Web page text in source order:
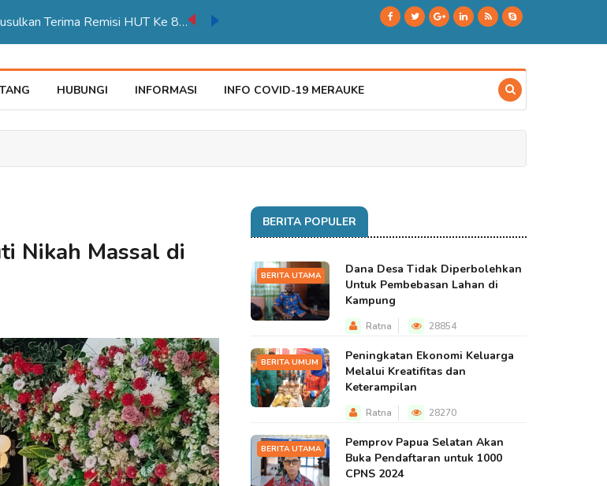
KTP Sesuai SOP
HUBUNGI INFORMASI INFO COVID-19 MERAUKE
Nikah Massal di
BERITA POPULER
BERITA UTAMA
Dana Desa Tidak Diperbolehkan
Untuk Pembebasan Lahan di
Kampung
Ratna 28854
BERITA UMUM
Peningkatan Ekonomi Keluarga
Melalui Kreatifitas dan
Keterampilan
Ratna 28270
BERITA UTAMA
Pemprov Papua Selatan Akan
Buka Pendaftaran untuk 1000
CPNS 2024